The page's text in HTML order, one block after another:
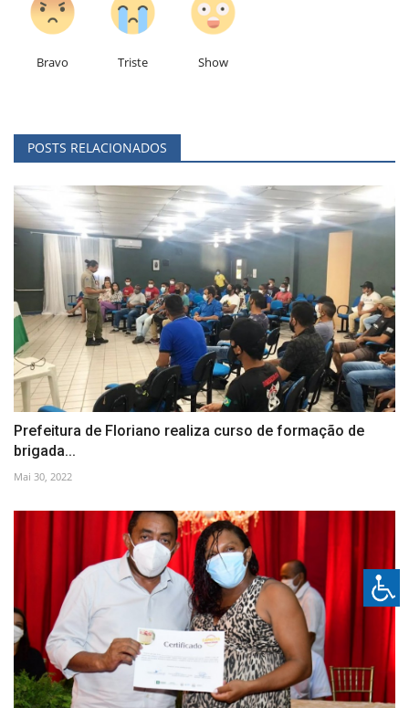
Bravo Triste Show
POSTS RELACIONADOS
Prefeitura de Floriano realiza curso de formação de
brigada...
Mai 30, 2022